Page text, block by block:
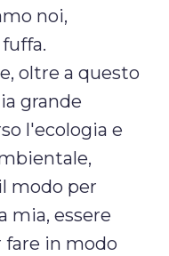
noi,
oltre a questo
grande
l'ecologia e
modo per
mia, essere
fare in modo